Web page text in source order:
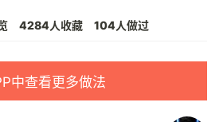
4284人收藏 104人做过
中查看更多做法